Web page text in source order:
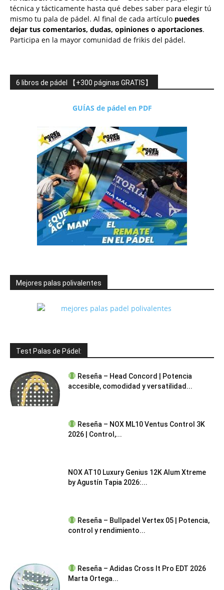
técnica y tácticamente hasta qué debes saber para elegir tú
mismo tu pala de pádel. Al final de cada artículo puedes
dejar tus comentarios, dudas, opiniones o aportaciones.
Participa en la mayor comunidad de frikis del pádel.
6 libros de pádel 【+300 páginas GRATIS】
GUÍAS de pádel en PDF
Mejores palas polivalentes
Test Palas de Pádel:
Reseña – Head Concord | Potencia
accesible, comodidad y versatilidad...
Reseña – NOX ML10 Ventus Control 3K
2026 | Control,...
NOX AT10 Luxury Genius 12K Alum Xtreme
by Agustín Tapia 2026:...
Reseña – Bullpadel Vertex 05 | Potencia,
control y rendimiento...
Reseña – Adidas Cross It Pro EDT 2026
Marta Ortega...